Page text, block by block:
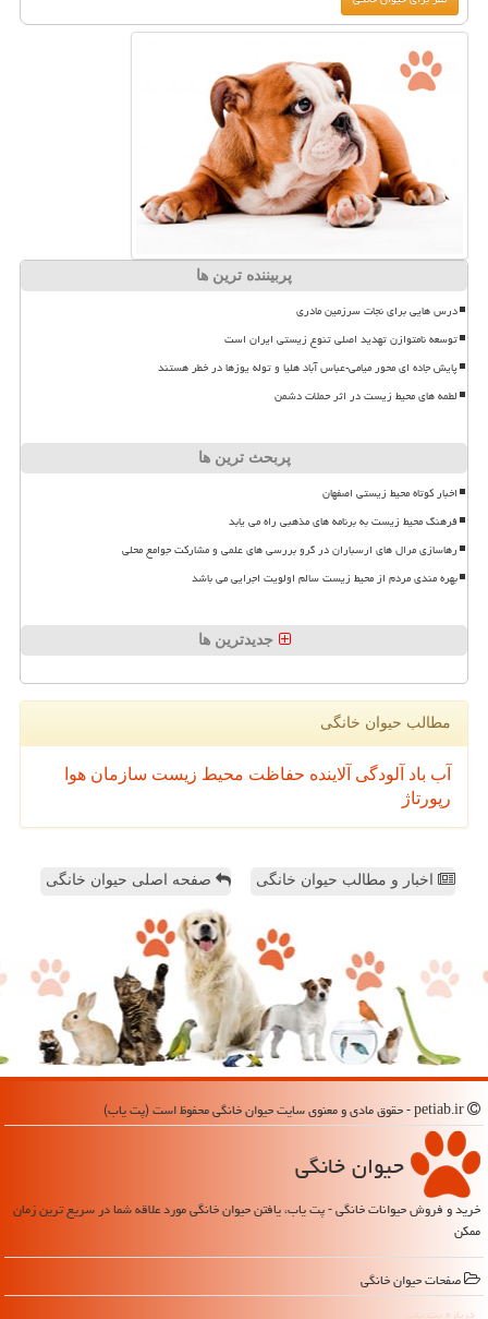
پربیننده ترین ها
درس هایی برای نجات سرزمین مادری
توسعه نامتوازن تهدید اصلی تنوع زیستی ایران است
پایش جاده ای محور میامی-عباس آباد هلیا و توله یوزها در خطر هستند
لطمه های محیط زیست در اثر حملات دشمن
پربحث ترین ها
اخبار کوتاه محیط زیستی اصفهان
فرهنگ محیط زیست به برنامه های مذهبی راه می یابد
رهاسازی مرال های ارسباران در گرو بررسی های علمی و مشارکت جوامع محلی
بهره مندی مردم از محیط زیست سالم اولویت اجرایی می باشد
جدیدترین ها
مطالب حیوان خانگی
آب باد آلودگی آلاینده حفاظت محیط زیست سازمان هوا
رپورتاژ
اخبار و مطالب حیوان خانگی صفحه اصلی حیوان خانگی
حیوان خانگی
خرید و فروش حیوانات خانگی - پت یاب، یافتن حیوان خانگی مورد علاقه شما در سریع ترین زمان
ممکن
صفحات حیوان خانگی
درباره پت یاب